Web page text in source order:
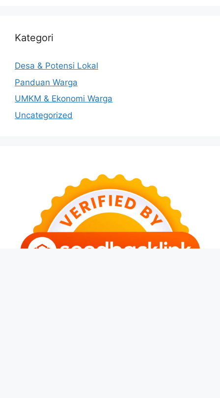
Kategori
Desa & Potensi Lokal
Panduan Warga
UMKM & Ekonomi Warga
Uncategorized